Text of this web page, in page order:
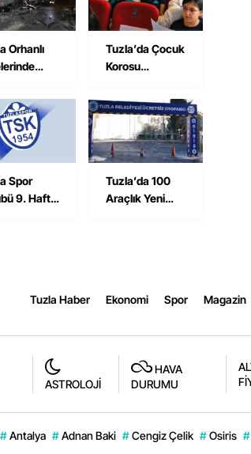
Orhanlı
Hayatını
Tuzla’da Çocuk
Korosu
Sürdürüyor
Spor
9. Hafta
Tuzla’da 100
Araçlık Yeni
Tuzla Haber Ekonomi Spor Magazin
ASTROLOJİ
HAVA
DURUMU
# Antalya # Adnan Baki # Cengiz Çelik # Osiris #